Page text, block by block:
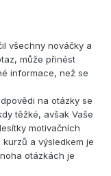
všechny nováčky a
může přinést
informace, než se
na otázky se
těžké, avšak Vaše
motivačních
a výsledkem je
otázkách je